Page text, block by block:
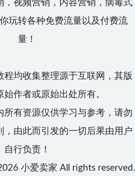
，视频营销，内容营销，病毒式
玩转各种免费流量以及付费流
量！
程均收集整理源于互联网，其版
作者或原始出处所有。
所有资源仅供学习与参考，请勿
，由此而引发的一切后果由用户
自行负责！
小爱卖家 All rights reserved.